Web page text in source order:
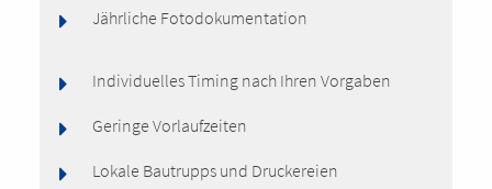
Jährliche Fotodokumentation
Individuelles Timing nach Ihren Vorgaben
Geringe Vorlaufzeiten
Lokale Bautrupps und Druckereien